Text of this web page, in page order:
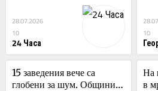
28.07.2026
10
24 Часа
10
15 заведения вече са
глобени за шум. Общините
На
в